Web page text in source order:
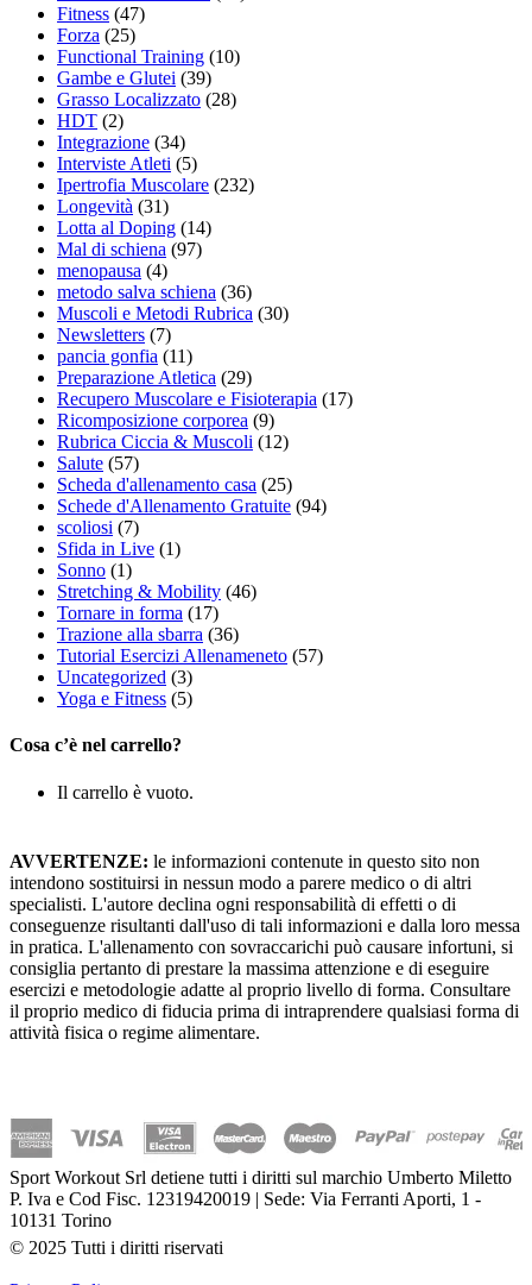
Fitness (47)
Forza (25)
Functional Training (10)
Gambe e Glutei (39)
Grasso Localizzato (28)
HDT (2)
Integrazione (34)
Interviste Atleti (5)
Ipertrofia Muscolare (232)
Longevità (31)
Lotta al Doping (14)
Mal di schiena (97)
menopausa (4)
metodo salva schiena (36)
Muscoli e Metodi Rubrica (30)
Newsletters (7)
pancia gonfia (11)
Preparazione Atletica (29)
Recupero Muscolare e Fisioterapia (17)
Ricomposizione corporea (9)
Rubrica Ciccia & Muscoli (12)
Salute (57)
Scheda d'allenamento casa (25)
Schede d'Allenamento Gratuite (94)
scoliosi (7)
Sfida in Live (1)
Sonno (1)
Stretching & Mobility (46)
Tornare in forma (17)
Trazione alla sbarra (36)
Tutorial Esercizi Allenameneto (57)
Uncategorized (3)
Yoga e Fitness (5)
Cosa c’è nel carrello?
Il carrello è vuoto.
AVVERTENZE: le informazioni contenute in questo sito non
intendono sostituirsi in nessun modo a parere medico o di altri
specialisti. L'autore declina ogni responsabilità di effetti o di
conseguenze risultanti dall'uso di tali informazioni e dalla loro messa
in pratica. L'allenamento con sovraccarichi può causare infortuni, si
consiglia pertanto di prestare la massima attenzione e di eseguire
esercizi e metodologie adatte al proprio livello di forma. Consultare
il proprio medico di fiducia prima di intraprendere qualsiasi forma di
attività fisica o regime alimentare.
Sport Workout Srl detiene tutti i diritti sul marchio Umberto Miletto
P. Iva e Cod Fisc. 12319420019 | Sede: Via Ferranti Aporti, 1 -
10131 Torino
© 2025 Tutti i diritti riservati